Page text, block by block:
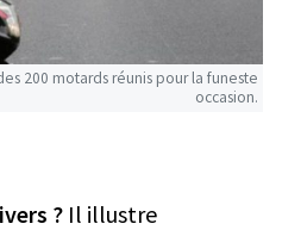
200 motards réunis pour la funeste
occasion.
? Il illustre